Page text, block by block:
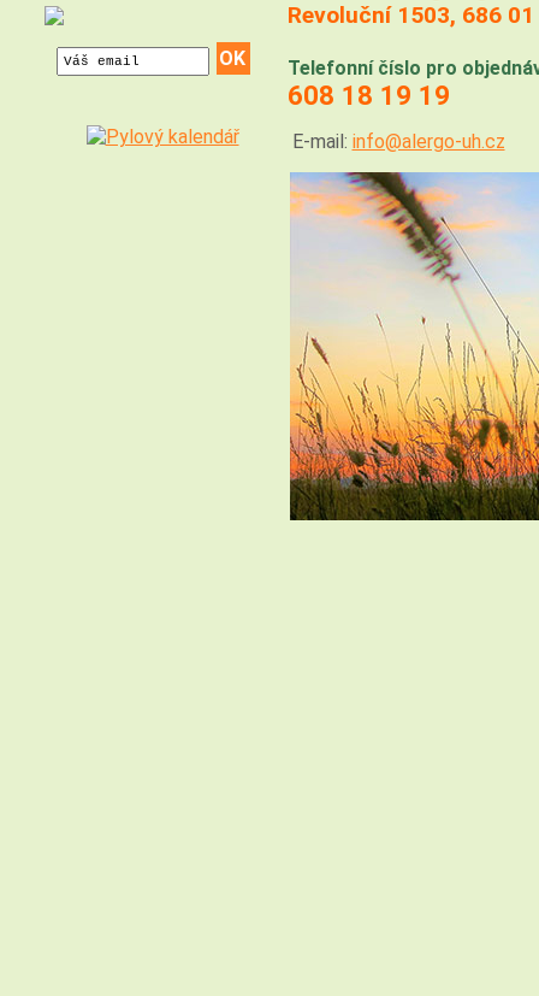
Revoluční 1503, 686
Telefonní číslo pro
608 18 19 19
E-mail: info@alergo-uh.cz